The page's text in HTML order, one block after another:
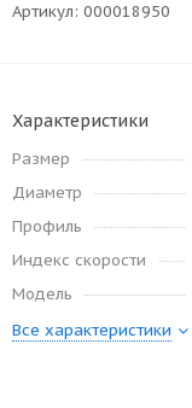
Артикул: 000018950
Характеристики
Размер
Диаметр
Профиль
Индекс скорости
Модель
Все характеристики